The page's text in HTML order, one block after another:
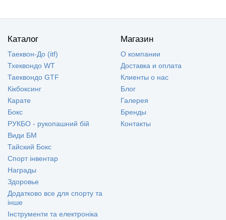
Каталог
Таеквон-До (itf)
Тхеквондо WT
Таеквондо GTF
Кікбоксинг
Карате
Бокс
РУКБО - рукопашний бій
Види БМ
Тайский Бокс
Спорт інвентар
Награды
Здоровье
Додатково все для спорту та
інше
Інструменти та електроніка
Магазин
О компании
Доставка и оплата
Клиенты о нас
Блог
Галерея
Бренды
Контакты